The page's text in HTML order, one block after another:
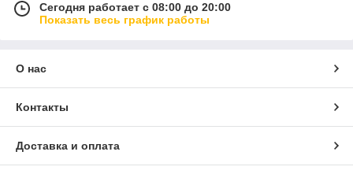
Сегодня работает с 08:00 до 20:00
Показать весь график работы
О нас
Контакты
Доставка и оплата